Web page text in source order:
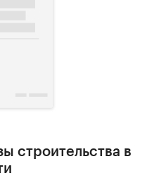
строительства в